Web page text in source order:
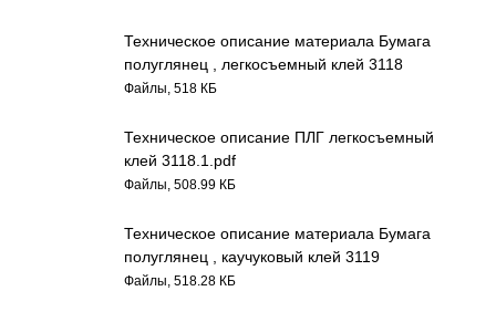
Техническое описание материала Бумага
полуглянец , легкосъемный клей 3118
Файлы, 518 КБ
Техническое описание ПЛГ легкосъемный
клей 3118.1.pdf
Файлы, 508.99 КБ
Техническое описание материала Бумага
полуглянец , каучуковый клей 3119
Файлы, 518.28 КБ